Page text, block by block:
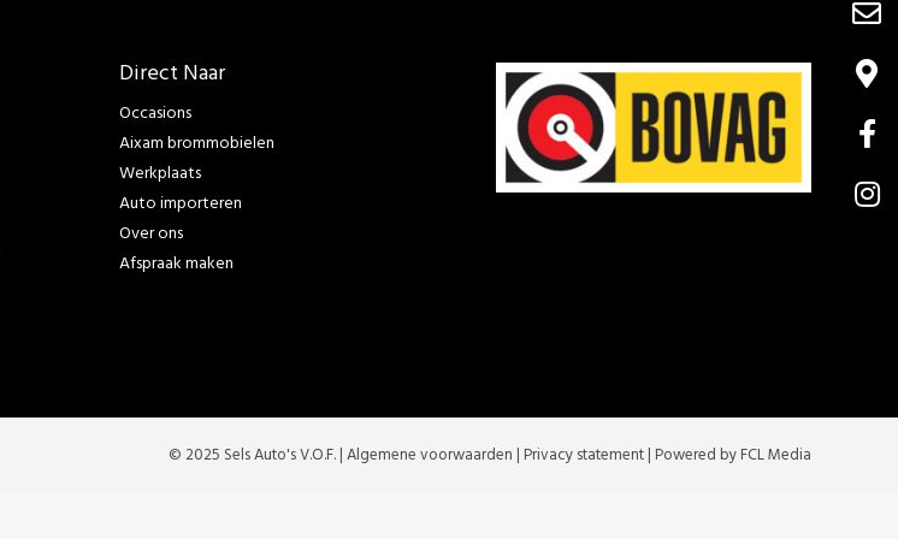
Direct Naar
Occasions
Aixam brommobielen
Werkplaats
Auto importeren
Over ons
Afspraak maken
© 2025 Sels Auto's V.O.F. |Algemene voorwaarden | Privacy statement| Powered by FCL Media